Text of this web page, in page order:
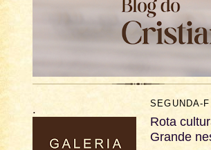
. SEGUNDA-
Rota
Grande